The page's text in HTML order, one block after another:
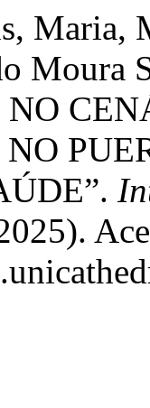
Maria,
Moura